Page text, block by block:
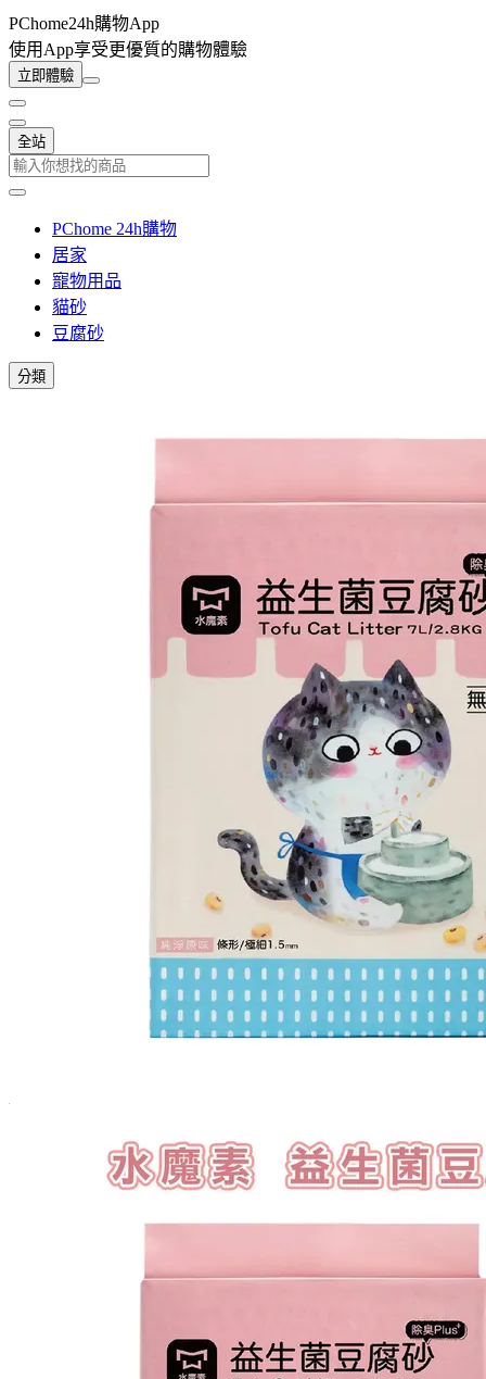
PChome24h購物App
使用App享受更優質的購物體驗
立即體驗
全站
PChome 24h購物
居家
寵物用品
貓砂
豆腐砂
分類